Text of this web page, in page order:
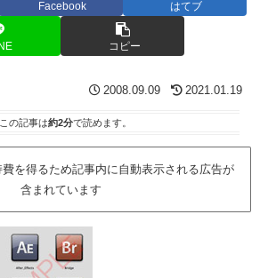
Facebook はてブ
コピー
2008.09.09 2021.01.19
この記事は約2分で読めます。
を得るため記事内に自動表示される広告が
含まれています